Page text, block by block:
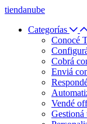
tiendanube
Categorías
Conocé
Cobrá
Enviá
Vendé
Gestioná